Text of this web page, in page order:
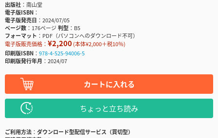
出版社
南山堂
電子版ISBN
電子版発売日
2024/07/05
ページ数
176ページ判型
B5
フォーマット
PDF（パソコンへのダウンロード不可）
電子版販売価格： ¥2,200(本体¥2,000＋税10％)
印刷版ISBN
978-4-525-94006-5
印刷版発行年月
2024/07
カートに入れる
ちょっと立ち読み
ご利用方法
ダウンロード型配信サービス（買切型）